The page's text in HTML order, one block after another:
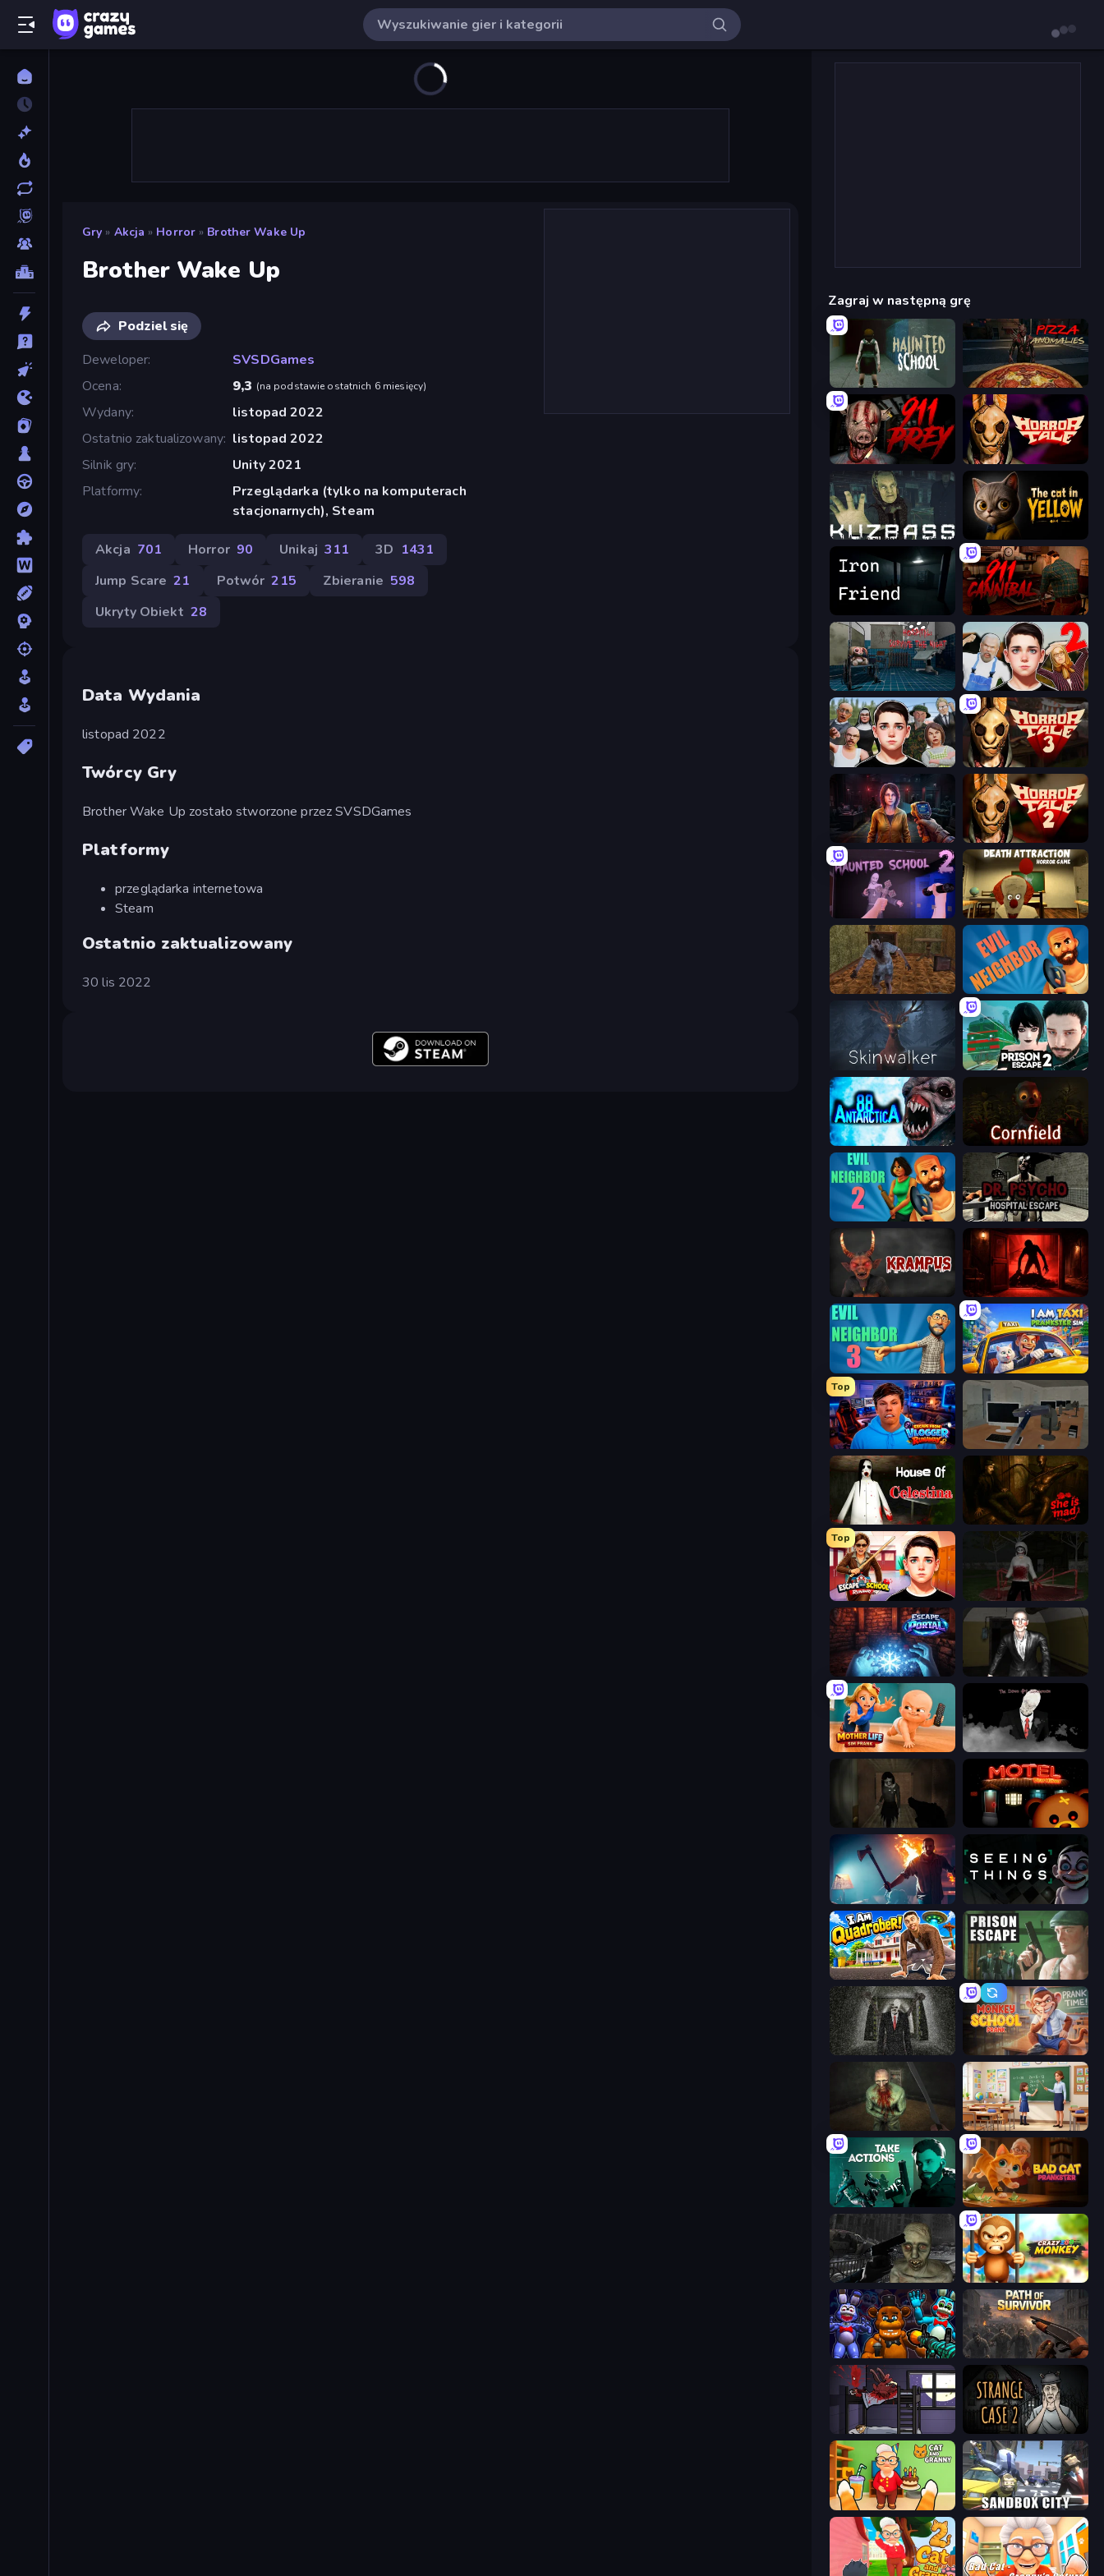
Gry » Akcja » Horror » Brother Wake Up
Brother Wake Up
Podziel się
Deweloper
SVSDGames
Ocena
9,3 (na podstawie ostatnich 6 miesięcy)
Wydany
listopad 2022
Ostatnio zaktualizowany listopad 2022
Silnik gry
Unity 2021
Platformy
Przeglądarka (tylko na komputerach
stacjonarnych), Steam
Akcja 701 Horror 90 Unikaj 311 3D 1431
Jump Scare 21 Potwór 215 Zbieranie 598
Ukryty Obiekt 28
Data Wydania
listopad 2022
Twórcy Gry
Brother Wake Up zostało stworzone przez SVSDGames
Platformy
przeglądarka internetowa
Steam
Ostatnio zaktualizowany
30 lis 2022
Zagraj w następną grę
Haunted School Pizza Anomalies
911: Prey Horror Tale
Kuzbass Horror The Cat in Yellow
911: Cannibal
Hospital: Survive the Night Schoolboy Escape 2
Schoolboy Escape: Runaway
Survival Zone Zombie Outbreak
Haunted School 2 Death Attraction: Horror Game
Creepy Granny Scream: Scary Freddy Evil Neighbor
Skinwalker Prison Escape 2
Antarctica 88 Cornfield
Evil Neighbor 2 Dr. Psycho: Hospital Escape
Krampus Doors Castle
Evil Neighbor 3 I Am Taxi Prankster Sim
Top
Escape from Vlogger: Runaway Office Horror Story
House of Celestina She is Mad
Top
Escape from School: Runaway Jeff the Killer: Horrendous Smile
Escape Portal Case: Smile 2
Mother Life Simulator: Prank The Dawn of Slenderman
Bear Haven
You Are Being Watched Seeing Things
I Am Quadrober! Prison Escape
Slenderman Must Die: Underground Bunker Monkey School Prank
Shoot Your Nightmare: The Beginning High School Teacher Simulator
Take Actions Bad Cat Prankster
C-Virus Game: Outbreak Crazy Zoo Monkey
FNaF Shooter Path of Survivor
The Visitor Escape Room: Strange Case 2
Cat and Granny Sandbox City